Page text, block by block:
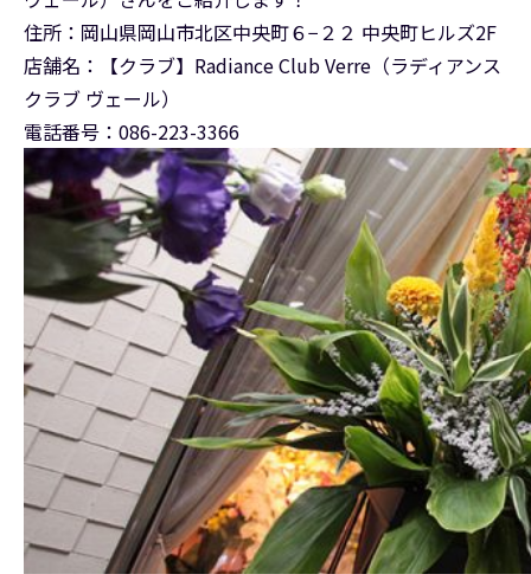
住所：岡山県岡山市北区中央町６−２２ 中央町ヒルズ2F
店舗名：【クラブ】Radiance Club Verre（ラディアンス
クラブ ヴェール）
電話番号：086-223-3366